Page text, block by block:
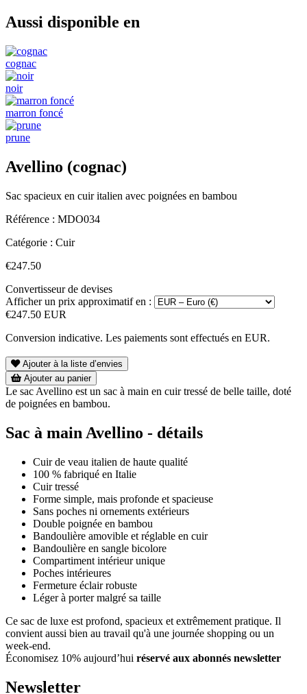
Aussi disponible en
cognac
noir
marron foncé
prune
Avellino (cognac)
Sac spacieux en cuir italien avec poignées en bambou
Référence : MDO034
Catégorie : Cuir
€247.50
Convertisseur de devises
Afficher un prix approximatif en :
€247.50 EUR
Conversion indicative. Les paiements sont effectués en EUR.
Ajouter à la liste d’envies
Ajouter au panier
Le sac Avellino est un sac à main en cuir tressé de belle taille, doté
de poignées en bambou.
Sac à main Avellino - détails
Cuir de veau italien de haute qualité
100 % fabriqué en Italie
Cuir tressé
Forme simple, mais profonde et spacieuse
Sans poches ni ornements extérieurs
Double poignée en bambou
Bandoulière amovible et réglable en cuir
Bandoulière en sangle bicolore
Compartiment intérieur unique
Poches intérieures
Fermeture éclair robuste
Léger à porter malgré sa taille
Ce sac de luxe est profond, spacieux et extrêmement pratique. Il
convient aussi bien au travail qu'à une journée shopping ou un
week-end.
Économisez 10% aujourd’hui réservé aux abonnés newsletter
Newsletter